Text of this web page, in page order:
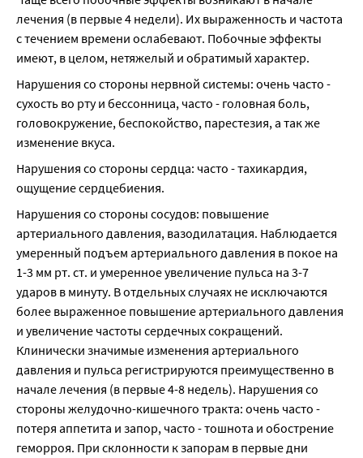
лечения (в первые 4 недели). Их выраженность и частота
с течением времени ослабевают. Побочные эффекты
имеют, в целом, нетяжелый и обратимый характер.
Нарушения со стороны нервной системы: очень часто -
сухость во рту и бессонница, часто - головная боль,
головокружение, беспокойство, парестезия, а так же
изменение вкуса.
Нарушения со стороны сердца: часто - тахикардия,
ощущение сердцебиения.
Нарушения со стороны сосудов: повышение
артериального давления, вазодилатация. Наблюдается
умеренный подъем артериального давления в покое на
1-3 мм рт. ст. и умеренное увеличение пульса на 3-7
ударов в минуту. В отдельных случаях не исключаются
более выраженное повышение артериального давления
и увеличение частоты сердечных сокращений.
Клинически значимые изменения артериального
давления и пульса регистрируются преимущественно в
начале лечения (в первые 4-8 недель). Нарушения со
стороны желудочно-кишечного тракта: очень часто -
потеря аппетита и запор, часто - тошнота и обострение
геморроя. При склонности к запорам в первые дни